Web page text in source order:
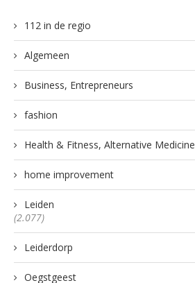
112 in de regio
Algemeen
Business, Entrepreneurs
fashion
Health & Fitness, Alternative Medicine
home improvement
Leiden
(2.077)
Leiderdorp
Oegstgeest